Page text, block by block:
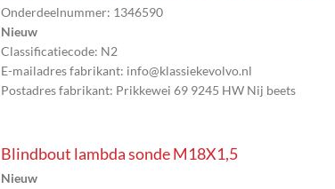
Onderdeelnummer: 1346590
Nieuw
Classificatiecode: N2
E-mailadres fabrikant: info@klassiekevolvo.nl
Postadres fabrikant: Prikkewei 69 9245 HW Nij beets
Blindbout lambda sonde M18X1,5
Nieuw